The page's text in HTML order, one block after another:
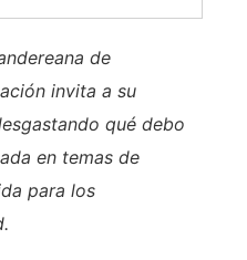
de
invita a su
qué debo
en temas de
para los